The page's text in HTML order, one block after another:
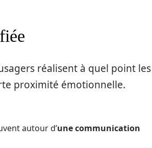
réalisent à quel point les
proximité émotionnelle.
autour d’une communication